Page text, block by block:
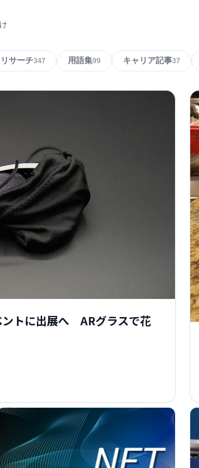
サーチ347 用語集99 キャリア記事37
ントに出展へ ARグラスで花